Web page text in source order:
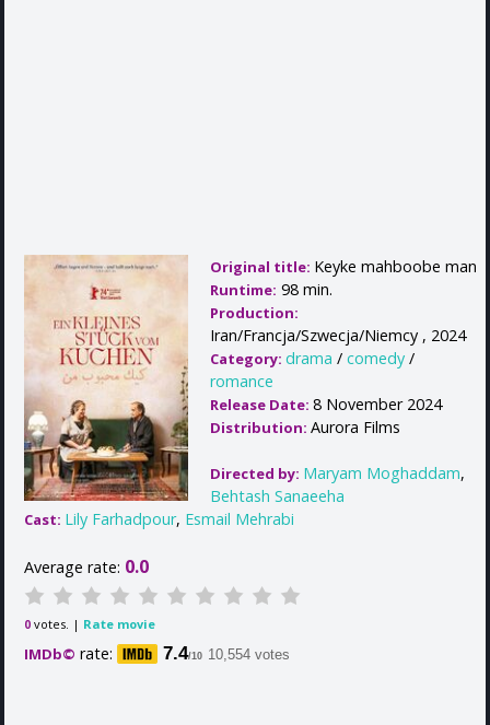
Original title: Keyke mahboobe man
Runtime: 98 min.
Production:
Iran/Francja/Szwecja/Niemcy , 2024
Category: drama / comedy /
romance
Release Date: 8 November 2024
Distribution: Aurora Films
Directed by: Maryam Moghaddam,
Behtash Sanaeeha
Cast: Lily Farhadpour, Esmail Mehrabi
Average rate: 0.0
0 votes. | Rate movie
IMDb© rate: 7.4/10 10,554 votes